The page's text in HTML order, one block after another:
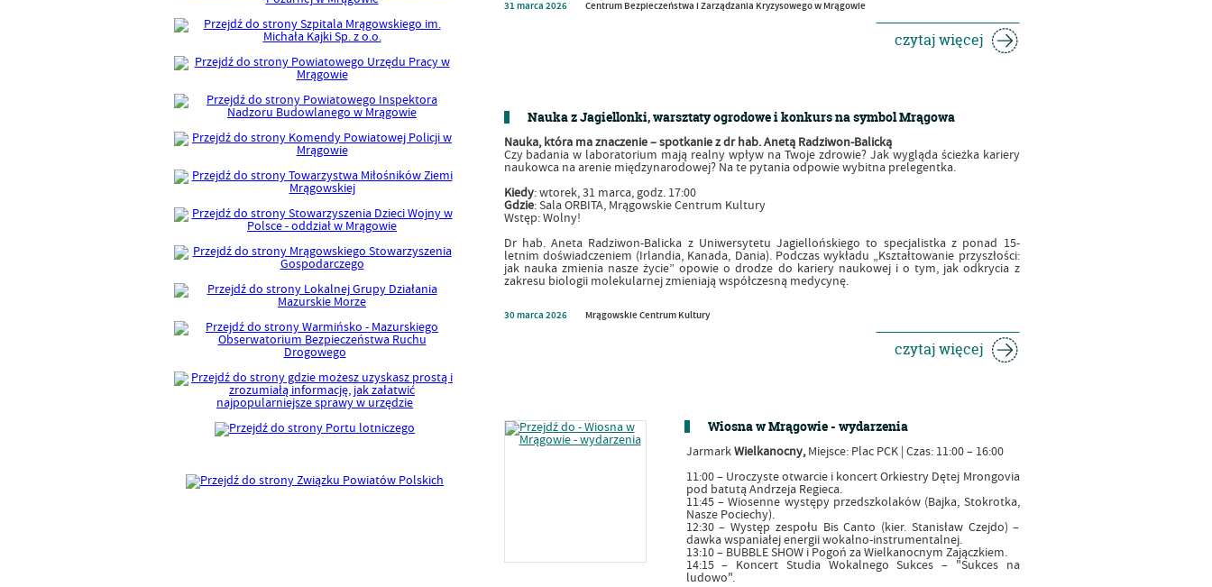
31 marca 2026 Centrum Bezpieczeństwa i Zarządzania Kryzysowego w Mrągowie
czytaj więcej
Nauka z Jagiellonki, warsztaty ogrodowe i konkurs na symbol Mrągowa
Nauka, która ma znaczenie – spotkanie z dr hab. Anetą Radziwon-Balicką
Czy badania w laboratorium mają realny wpływ na Twoje zdrowie? Jak wygląda ścieżka kariery
naukowca na arenie międzynarodowej? Na te pytania odpowie wybitna prelegentka.
Kiedy: wtorek, 31 marca, godz. 17:00
Gdzie: Sala ORBITA, Mrągowskie Centrum Kultury
Wstęp: Wolny!
Dr hab. Aneta Radziwon-Balicka z Uniwersytetu Jagiellońskiego to specjalistka z ponad 15-
letnim doświadczeniem (Irlandia, Kanada, Dania). Podczas wykładu „Kształtowanie przyszłości:
jak nauka zmienia nasze życie” opowie o drodze do kariery naukowej i o tym, jak odkrycia z
zakresu biologii molekularnej zmieniają współczesną medycynę.
30marca 2026 Mrągowskie Centrum Kultury
czytaj więcej
Wiosna w Mrągowie - wydarzenia
JarmarkWielkanocny,Miejsce: Plac PCK | Czas: 11:00 – 16:00
11:00 – Uroczyste otwarcie i koncert Orkiestry Dętej Mrongovia
pod batutą Andrzeja Regieca.
11:45 – Wiosenne występy przedszkolaków (Bajka, Stokrotka,
Nasze Pociechy).
12:30 – Występ zespołu Bis Canto (kier. Stanisław Czejdo) –
dawka wspaniałej energii wokalno-instrumentalnej.
13:10 – BUBBLE SHOW i Pogoń za Wielkanocnym Zajączkiem.
14:15 – Koncert Studia Wokalnego Sukces – "Sukces na
ludowo".